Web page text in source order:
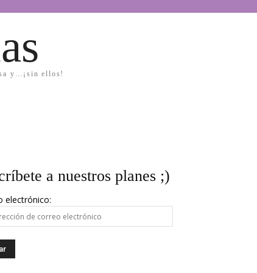
y…¡sin ellos!
a nuestros planes ;)
electrónico: